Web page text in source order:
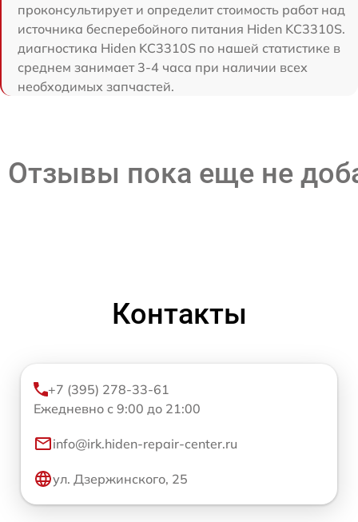
проконсультирует и определит стоимость работ над
источника бесперебойного питания Hiden KC3310S.
диагностика Hiden KC3310S по нашей статистике в
среднем занимает 3-4 часа при наличии всех
необходимых запчастей.
Отзывы пока еще не
Контакты
+7 (395) 278-33-61
Ежедневно с 9:00 до 21:00
info@irk.hiden-repair-center.ru
ул. Дзержинского, 25